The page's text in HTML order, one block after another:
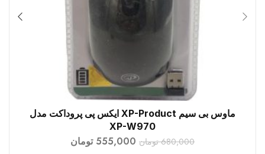
افزودن به سبد خریدماوس بی سیم XP-Product ایکس پی پروداکت مدل
XP-W970
680,000 تومان 555,000 تومان